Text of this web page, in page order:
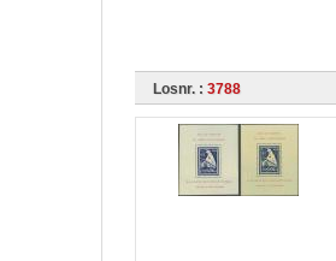
Losnr. : 3788